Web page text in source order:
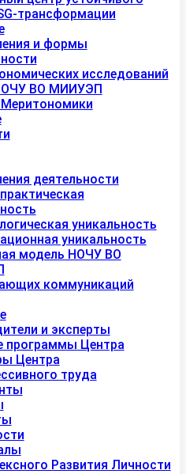
трансформации
и формы
исследований
ВО МИИУЭП
деятельности
уникальность
уникальность
модель НОЧУ ВО
коммуникаций
и эксперты
программы Центра
Центра
труда
Развития Личности